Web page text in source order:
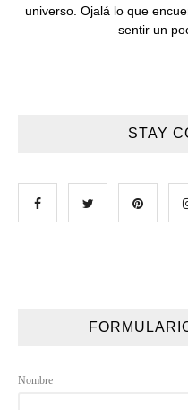
universo. Ojalá lo que
sentir un
STAY
Nombre